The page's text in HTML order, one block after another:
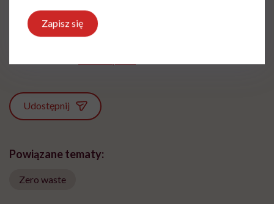
reportażystka. Pisze, od kiedy pamięta, a w
międzyczasie lubi słuchać i obserwować
innych
Udostępnij
Powiązane tematy:
Zero waste
Zapisz się